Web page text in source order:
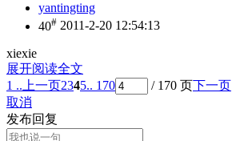
yantingting
40# 2011-2-20 12:54:13
xiexie
展开阅读全文
1 .. 上一页2345.. 170 / 170 页下一页
取消
发布回复